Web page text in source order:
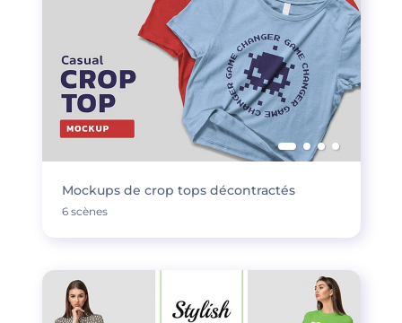
Mockups de crop tops décontractés
6 scènes